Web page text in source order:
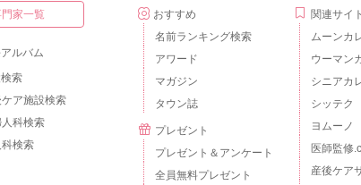
家一覧
ルバム
索
ケア施設検索
人科検索
検索
おすすめ
名前ランキング検索
アワード
マガジン
タウン誌
プレゼント
プレゼント＆アンケート
全員無料プレゼント
関連サイト
ムーンカ
ウーマン
シニアカ
シッテク
ヨムーノ
医師監修
産後ケア